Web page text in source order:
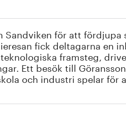
Sandviken för att fördjupa
fick deltagarna en
framsteg,
Ett besök till
och industri spelar för